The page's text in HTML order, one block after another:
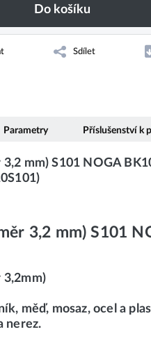
Do košíku
Sdílet
Parametry Příslušenství k
3,2 mm) S101 NOGA
3,2 mm) S101
3,2mm)
měď, mosaz, ocel a
nerez.